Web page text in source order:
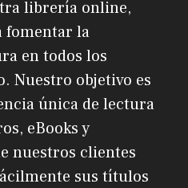
librería online,
fomentar la
en todos los
Nuestro objetivo es
única de lectura
eBooks y
nuestros clientes
sus títulos